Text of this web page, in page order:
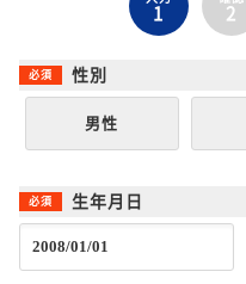
1 2
性別
男性
生年月日